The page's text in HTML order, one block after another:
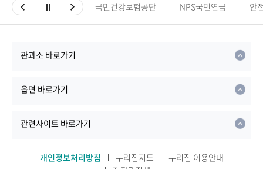
국민건강보험공단 NPS국민연금 안
관과소 바로가기
읍면 바로가기
관련사이트 바로가기
개인정보처리방침 누리집지도
누리집 이용안내